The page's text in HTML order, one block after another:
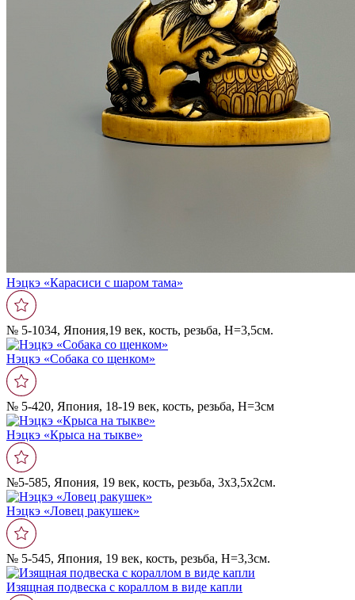
Нэцкэ «Карасиси с шаром тама»
№ 5-1034, Япония,19 век, кость, резьба, Н=3,5см.
Нэцкэ «Собака со щенком»
№ 5-420, Япония, 18-19 век, кость, резьба, Н=3см
Нэцкэ «Крыса на тыкве»
№5-585, Япония, 19 век, кость, резьба, 3х3,5х2см.
Нэцкэ «Ловец ракушек»
№ 5-545, Япония, 19 век, кость, резьба, Н=3,3см.
Изящная подвеска с кораллом в виде капли